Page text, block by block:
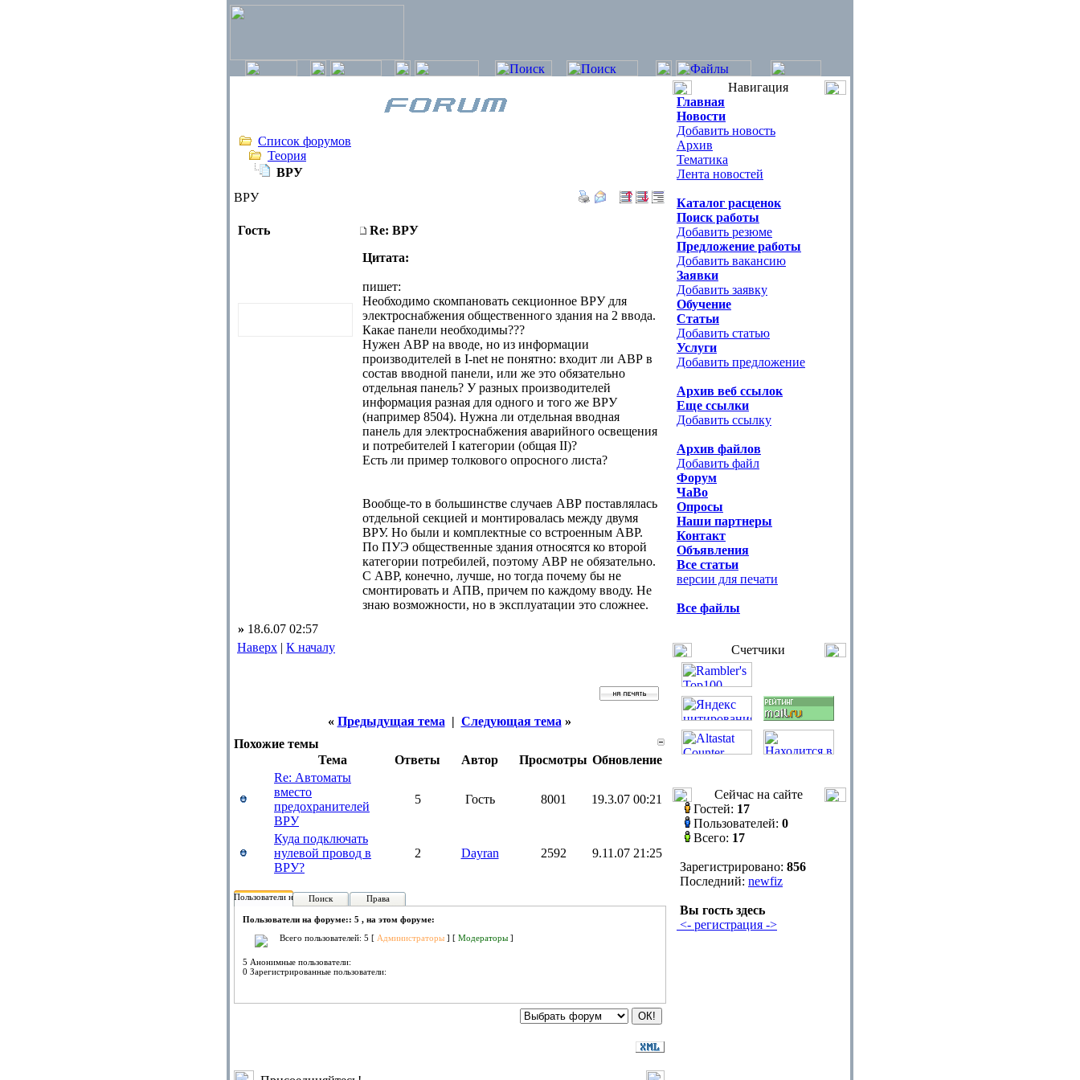
Список форумов
Теория
ВРУ
ВРУ
Гость
Re: ВРУ
Цитата:
пишет:
Необходимо скомпановать секционное ВРУ для
электроснабжения общественного здания на 2 ввода.
Какае панели необходимы???
Нужен АВР на вводе, но из информации
производителей в I-net не понятно: входит ли АВР в
состав вводной панели, или же это обязательно
отдельная панель? У разных производителей
информация разная для одного и того же ВРУ
(например 8504). Нужна ли отдельная вводная
панель для электроснабжения аварийного освещения
и потребителей I категории (общая II)?
Есть ли пример толкового опросного листа?
Вообще-то в большинстве случаев АВР поставлялась
отдельной секцией и монтировалась между двумя
ВРУ. Но были и комплектные со встроенным АВР.
По ПУЭ общественные здания относятся ко второй
категории потребилей, поэтому АВР не обязательно.
С АВР, конечно, лучше, но тогда почему бы не
смонтировать и АПВ, причем по каждому вводу. Не
знаю возможности, но в эксплуатации это сложнее.
» 18.6.07 02:57
Наверх | К началу
« Предыдущая тема | Следующая тема »
Похожие темы
Тема
Ответы Автор Просмотры Обновление
Re: Автоматы
вместо
предохранителей
ВРУ
5 Гость 8001 19.3.07 00:21
Куда подключать
нулевой провод в
ВРУ?
2 Dayran 2592 9.11.07 21:25
Пользователи на форуме:
Поиск Права
Пользователи на форуме:: 5 , на этом форуме:
Всего пользователей: 5 [ Администраторы ] [ Модераторы ]
5 Анонимные пользователи:
0 Зарегистрированные пользователи:
Навигация
Главная
Новости
Добавить новость
Архив
Тематика
Лента новостей
Каталог расценок
Поиск работы
Добавить резюме
Предложение работы
Добавить вакансию
Заявки
Добавить заявку
Обучение
Статьи
Добавить статью
Услуги
Добавить предложение
Архив веб ссылок
Еще ссылки
Добавить ссылку
Архив файлов
Добавить файл
Форум
ЧаВо
Опросы
Наши партнеры
Контакт
Объявления
Все статьи
версии для печати
Все файлы
Счетчики
Сейчас на сайте
Гостей: 17
Пользователей: 0
Всего: 17
Зарегистрировано: 856
Последний: newfiz
Вы гость здесь
<- регистрация ->